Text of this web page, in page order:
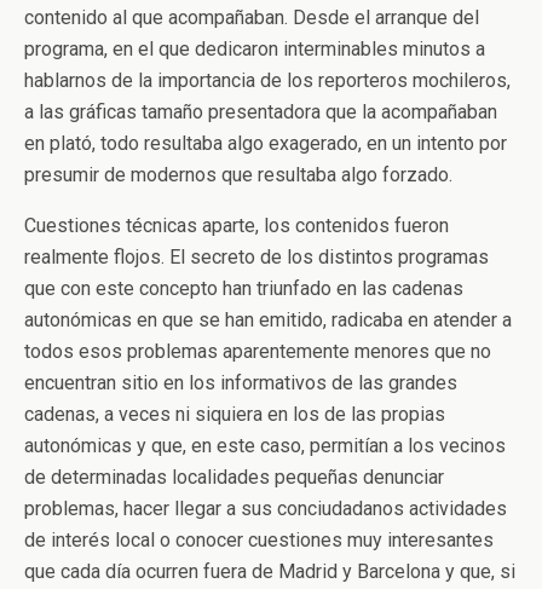
contenido al que acompañaban. Desde el arranque del
programa, en el que dedicaron interminables minutos a
hablarnos de la importancia de los reporteros mochileros,
a las gráficas tamaño presentadora que la acompañaban
en plató, todo resultaba algo exagerado, en un intento por
presumir de modernos que resultaba algo forzado.
Cuestiones técnicas aparte, los contenidos fueron
realmente flojos. El secreto de los distintos programas
que con este concepto han triunfado en las cadenas
autonómicas en que se han emitido, radicaba en atender a
todos esos problemas aparentemente menores que no
encuentran sitio en los informativos de las grandes
cadenas, a veces ni siquiera en los de las propias
autonómicas y que, en este caso, permitían a los vecinos
de determinadas localidades pequeñas denunciar
problemas, hacer llegar a sus conciudadanos actividades
de interés local o conocer cuestiones muy interesantes
que cada día ocurren fuera de Madrid y Barcelona y que, si